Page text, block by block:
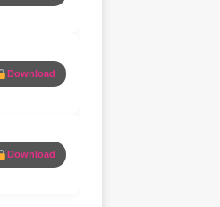
Download
Download